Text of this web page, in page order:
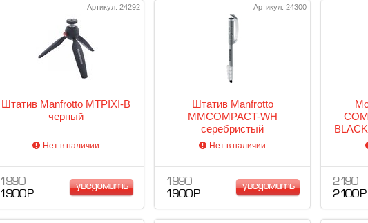
Артикул: 24292
Штатив Manfrotto MTPIXI-B
черный
Нет в наличии
1 990
1 900 Р
уведомить
Артикул: 24300
Штатив Manfrotto
MMCOMPACT-WH
серебристый
Нет в наличии
1 990
1 900 Р
уведомить
2 190
2 100 Р